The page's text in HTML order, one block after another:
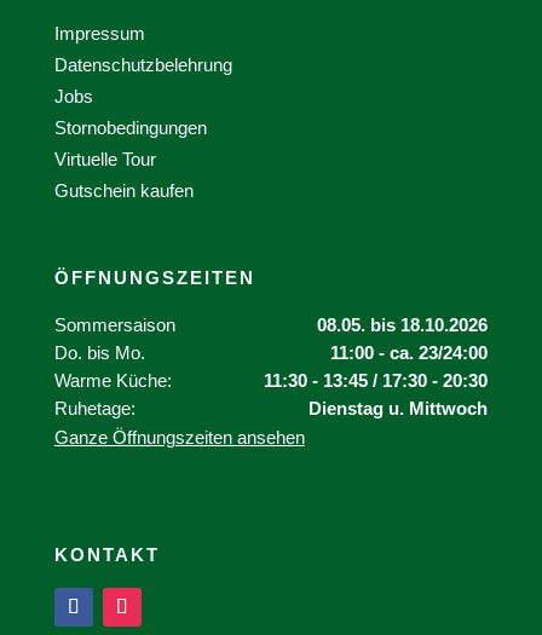
Impressum
Datenschutzbelehrung
Jobs
Stornobedingungen
Virtuelle Tour
Gutschein kaufen
ÖFFNUNGSZEITEN
Sommersaison
08.05. bis 18.10.2026
Do. bis Mo.
11:00 - ca. 23/24:00
Warme Küche:
11:30 - 13:45 / 17:30 - 20:30
Ruhetage:
Dienstag u. Mittwoch
Ganze Öffnungszeiten ansehen
KONTAKT